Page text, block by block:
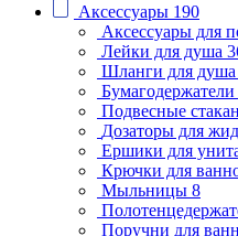
Аксессуары 190
Аксессуары для
Лейки для душа
Шланги для душа
Бумагодержатели
Подвесные
Дозаторы для
Ершики для
Крючки для
Мыльницы 8
Поручни для